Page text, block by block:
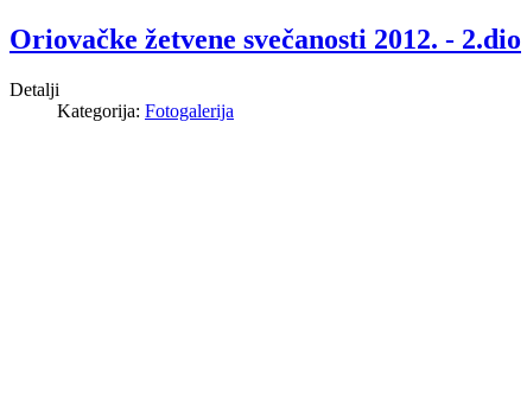
Oriovačke žetvene svečanosti 2012. - 2.dio
Detalji
Kategorija: Fotogalerija